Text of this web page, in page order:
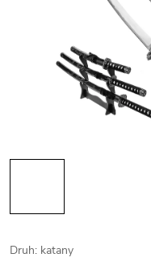
Druh: katany